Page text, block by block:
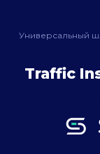
Универсальный
Traffic